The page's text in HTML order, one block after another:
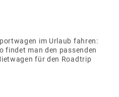
im Urlaub fahren:
findet man den passenden
für den Roadtrip